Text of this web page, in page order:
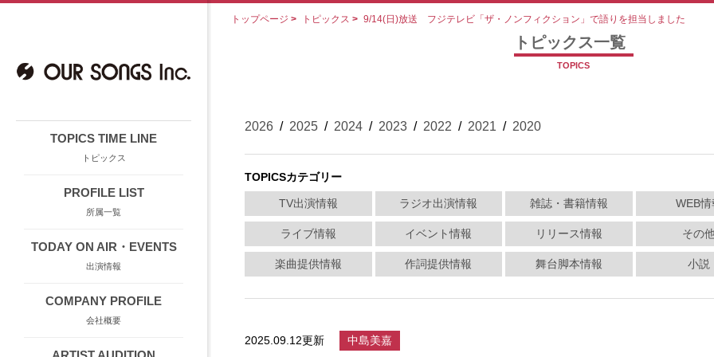
TOPICS TIME LINE
トピックス
PROFILE LIST
所属一覧
TODAY ON AIR・EVENTS
出演情報
COMPANY PROFILE
会社概要
トップページ > トピックス > 9/14(日)放送 フジテレビ「ザ・ノンフィクション」で語りを担当しました
トピックス一覧
TOPICS
2026 / 2025 / 2024 / 2023 / 2022 / 2021 / 2020
TOPICSカテゴリー
TV出演情報 ラジオ出演情報 雑誌・書籍情報 WEB情
ライブ情報 イベント情報 リリース情報 その
楽曲提供情報 作詞提供情報 舞台脚本情報 小説
2025.09.12更新 中島美嘉